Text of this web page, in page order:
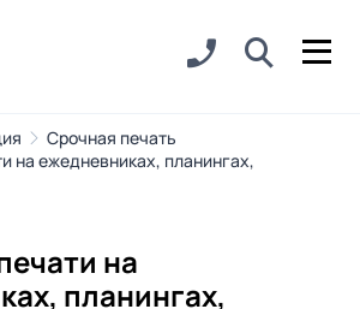
Срочная печать
на ежедневниках, планингах,
на
планингах,